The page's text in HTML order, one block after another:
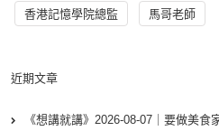
香港記憶學院總監 馬哥老師
近期文章
《想講就講》2026-08-07｜要做美